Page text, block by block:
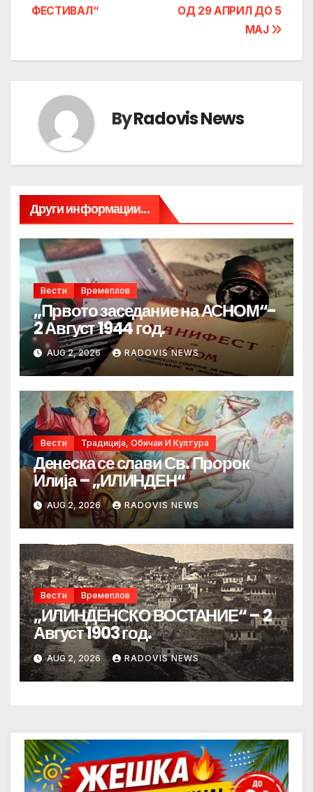
ОД 29 АПРИЛ ДО 5
МАЈ
ФЕСТИВАЛ“
ByRadovis News
Други информации...
Вести Времеплов
„Првото заседание на АСНОМ“-
2 Август 1944 год.
AUG 2, 2026 RADOVIS NEWS
Вести Традиција, Обичаи И Култура
Денеска се слави Св. Пророк
Илија – „ИЛИНДЕН“
AUG 2, 2026 RADOVIS NEWS
Вести Времеплов
„ИЛИНДЕНСКО ВОСТАНИЕ“ – 2
Август 1903 год.
AUG 2, 2026 RADOVIS NEWS